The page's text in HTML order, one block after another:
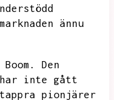
ännu
Boom.
Den
inte gått
pionjärer